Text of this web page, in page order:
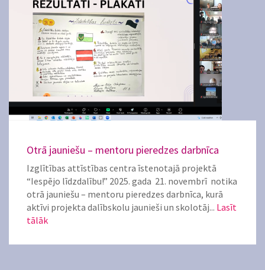
Otrā jauniešu – mentoru pieredzes darbnīca
Izglītības attīstības centra īstenotajā projektā
“Iespējo līdzdalību!” 2025. gada 21. novembrī notika
otrā jauniešu – mentoru pieredzes darbnīca, kurā
aktīvi projekta dalībskolu jaunieši un skolotāj... Lasīt
tālāk